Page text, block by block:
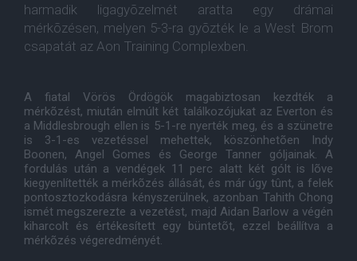
harmadik ligagyõzelmét aratta egy drámai
mérkõzésen, melyen 5-3-ra gyõzték le a West Brom
csapatát az Aon Training Complexben.
A fiatal Vörös Ördögök magabiztosan kezdték a
mérkõzést, miután elmúlt két találkozójukat az Everton és
a Middlesbrough ellen is 5-1-re nyerték meg, és a szünetre
is 3-1-es vezetéssel mehettek, köszönhetõen Indy
Boonen, Angel Gomes és George Tanner góljainak. A
fordulás után a vendégek 11 perc alatt két gólt is lõve
kiegyenlítették a mérkõzés állását, és már úgy tûnt, a felek
pontosztozkodásra kényszerülnek, azonban Tahith Chong
ismét megszerezte a vezetést, majd Aidan Barlow a végén
kiharcolt és értékesített egy büntetõt, ezzel beállítva a
mérkõzés végeredményét.